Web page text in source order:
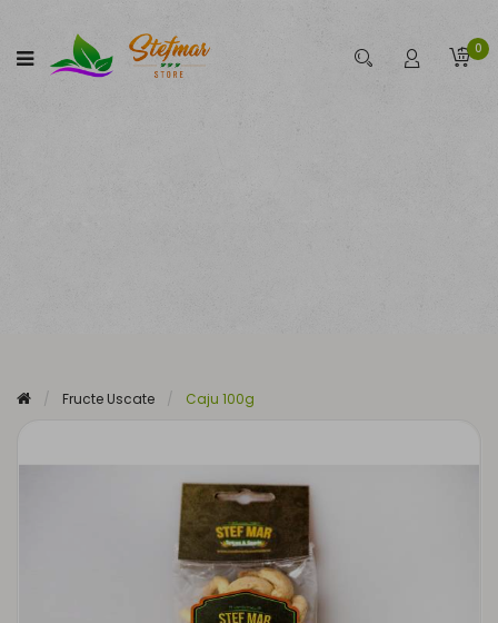
0
Fructe Uscate Caju 100g